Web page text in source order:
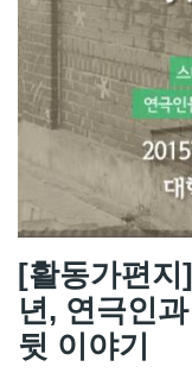
[활동가편지
년, 연극인
뒷 이야기